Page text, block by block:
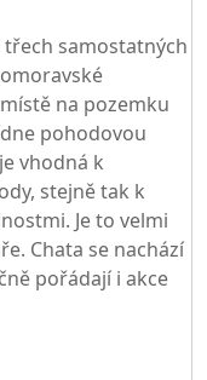
samostatných
na pozemku
pohodovou
vhodná k
stejně tak k
Je to velmi
Chata se nachází
pořádají i akce